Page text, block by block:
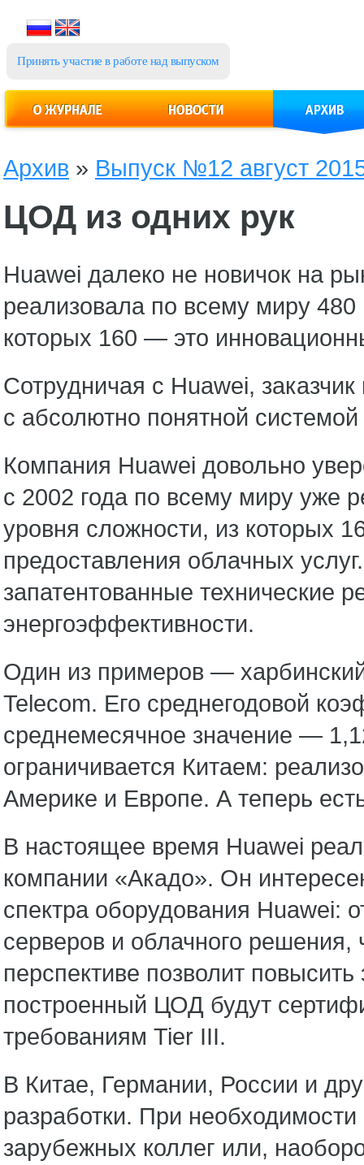
Принять участие в работе над выпуском
Архив » Выпуск №12 август
ЦОД из одних рук
Huawei далеко не новичок на
реализовала по всему миру
которых 160 — это
Сотрудничая с Huawei,
с абсолютно понятной
Компания Huawei довольно
с 2002 года по всему миру уже
уровня сложности, из которых
предоставления облачных
запатентованные технические
энергоэффективности.
Один из примеров —
Telecom. Его среднегодовой
среднемесячное значение —
ограничивается Китаем:
Америке и Европе. А теперь
В настоящее время Huawei
компании «Акадо». Он
спектра оборудования Huawei:
серверов и облачного
перспективе позволит
построенный ЦОД будут
требованиям Tier III.
В Китае, Германии, России и
разработки. При
зарубежных коллег или,